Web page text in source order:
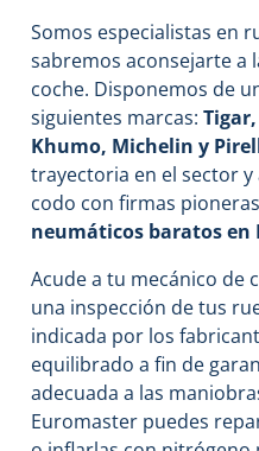
Somos especialistas en
sabremos aconsejarte a
coche. Disponemos de
siguientes marcas:
Khumo, Michelin y
trayectoria en el sector
codo con firmas
neumáticos baratos en
Acude a tu mecánico de
una inspección de tus
indicada por los
equilibrado a fin de
adecuada a las
Euromaster puedes